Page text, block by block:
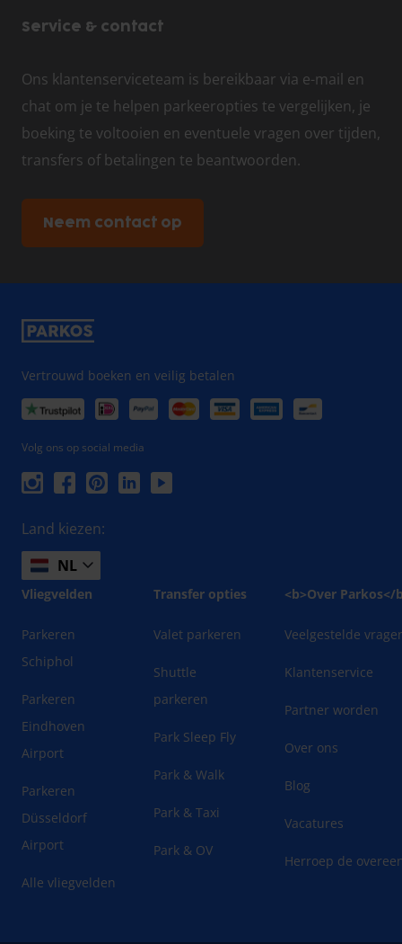
Service & contact
Ons klantenserviceteam is bereikbaar via e-mail en
chat om je te helpen parkeeropties te vergelijken, je
boeking te voltooien en eventuele vragen over tijden,
transfers of betalingen te beantwoorden.
Neem contact op
Vertrouwd boeken en veilig betalen
Volg ons op social media
Land kiezen:
NL
Vliegvelden
Parkeren
Schiphol
Parkeren
Eindhoven
Airport
Parkeren
Düsseldorf
Airport
Alle vliegvelden
Transfer opties
Valet parkeren
Shuttle
parkeren
Park Sleep Fly
Park & Walk
Park & Taxi
Park & OV
<b>Over Parkos</
Veelgestelde
Klantenservice
Partner worden
Over ons
Blog
Vacatures
Herroep de